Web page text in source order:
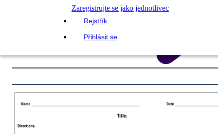
Zaregistrujte se jako jednotlivec
Rejstřík
Přihlásit se